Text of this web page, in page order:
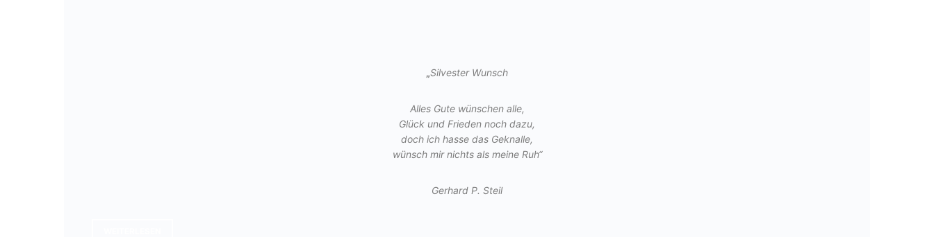
„Silvester Wunsch
Alles Gute wünschen alle,
Glück und Frieden noch dazu,
doch ich hasse das Geknalle,
wünsch mir nichts als meine Ruh“
Gerhard P. Steil